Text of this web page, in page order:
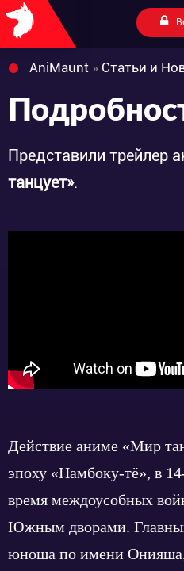
AniMaunt » Статьи и
Представили трейлер
танцует».
Действие аниме «Мир
эпоху «Намбоку-тё», в
время междоусобных
Южным дворами.
юноша по имени Онияша,